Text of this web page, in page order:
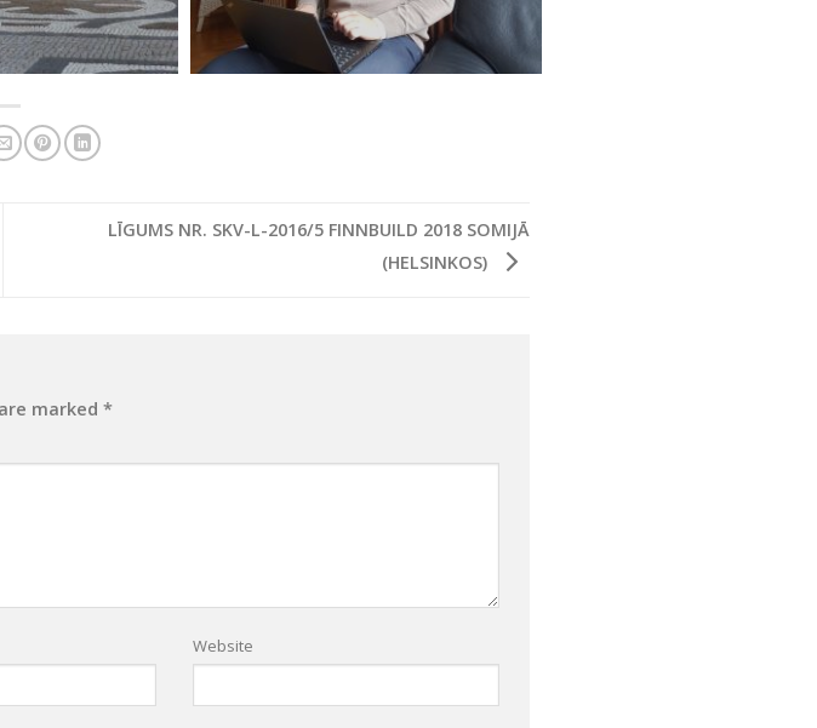
LĪGUMS NR. SKV-L-2016/5 FINNBUILD 2018 SOMIJĀ
(HELSINKOS)
marked *
Website